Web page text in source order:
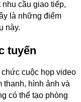
nhu cầu giao tiếp,
là những điểm
này.
tuyến
cuộc họp video
thanh, hình ảnh và
có thể tạo phòng